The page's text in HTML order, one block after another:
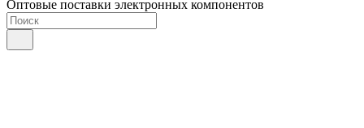
Оптовые поставки электронных компонентов